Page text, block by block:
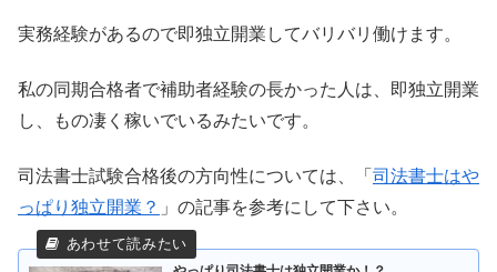
実務経験があるので即独立開業してバリバリ働けます。
私の同期合格者で補助者経験の長かった人は、即独立開業
し、もの凄く稼いでいるみたいです。
司法書士試験合格後の方向性については、「 司法書士はや
っぱり独立開業？ 」の記事を参考にして下さい。